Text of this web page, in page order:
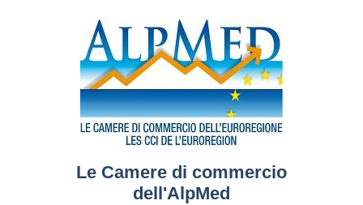
Le Camere di commercio
dell'AlpMed